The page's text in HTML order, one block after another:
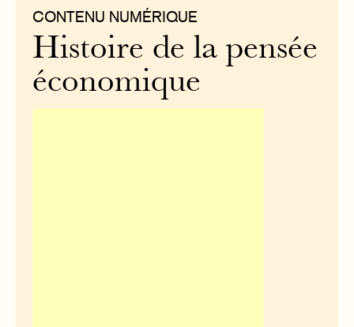
CONTENU NUMÉRIQUE
Histoire de la pensée
économique